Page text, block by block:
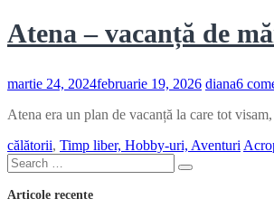
Atena – vacanță de
martie 24, 2024februarie 19, 2026 diana6
Atena era un plan de vacanță la care tot
călătorii, Timp liber, Hobby-uri, Aventuri
Search
for:
Search
Articole recente